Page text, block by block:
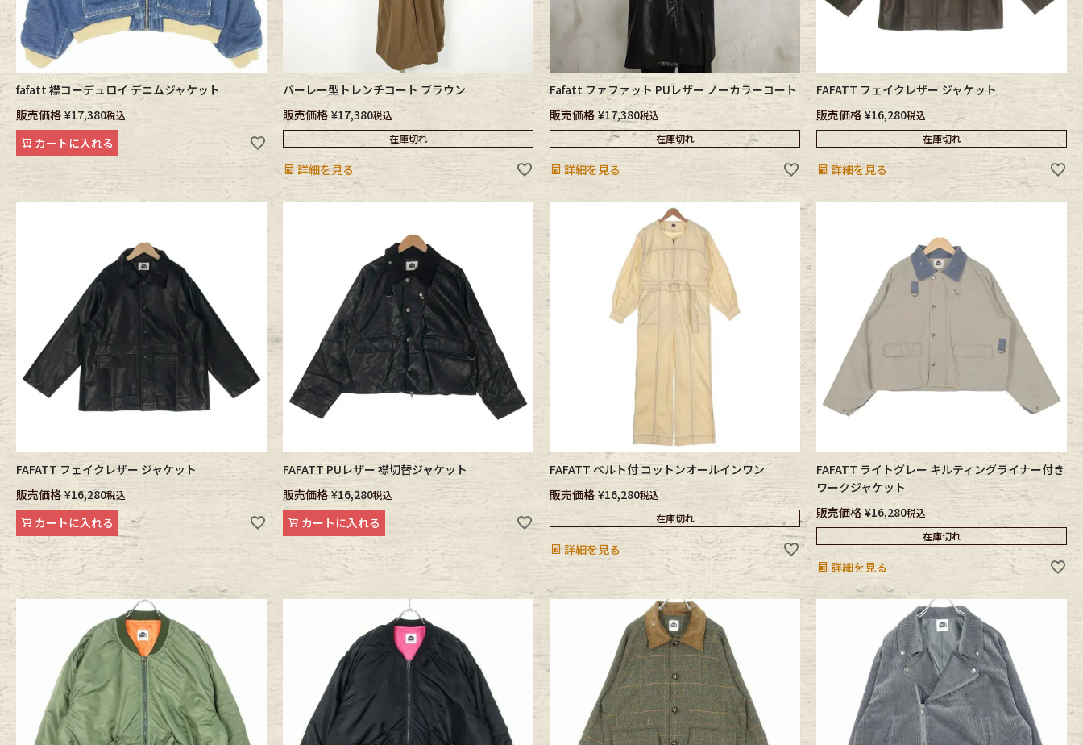
fafatt 襟コーデュロイ デニムジャケット
販売価格 ¥17,380税込
カートに入れる
バーレー型トレンチコート ブラウン
販売価格 ¥17,380税込
在庫切れ
詳細を見る
Fafatt ファファット PUレザー ノーカラーコート
販売価格 ¥17,380税込
在庫切れ
詳細を見る
FAFATT フェイクレザー ジャケット
販売価格 ¥16,280税込
在庫切れ
詳細を見る
FAFATT フェイクレザー ジャケット
販売価格 ¥16,280税込
カートに入れる
FAFATT PUレザー 襟切替ジャケット
販売価格 ¥16,280税込
カートに入れる
FAFATT ベルト付 コットンオールインワン
販売価格 ¥16,280税込
在庫切れ
詳細を見る
FAFATT ライトグレー キルティングライナー付き
ワークジャケット
販売価格 ¥16,280税込
在庫切れ
詳細を見る